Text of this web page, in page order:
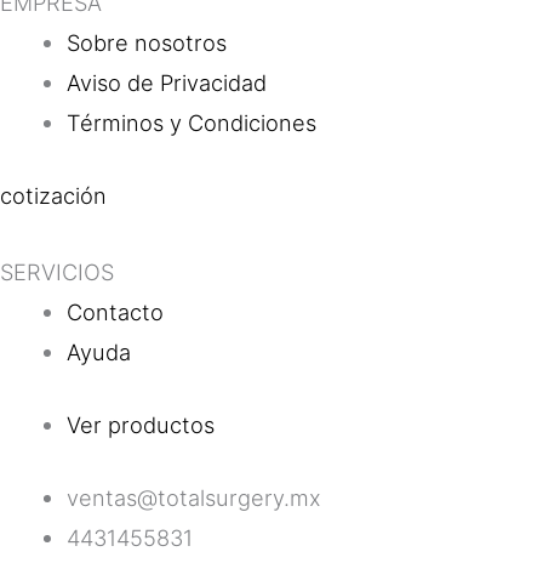
Sobre nosotros
Aviso de Privacidad
Términos y Condiciones
cotización
SERVICIOS
Contacto
Ayuda
Ver productos
ventas@totalsurgery.mx
4431455831